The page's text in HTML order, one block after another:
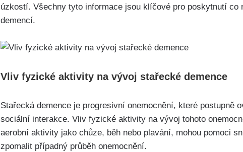
úzkostí. Všechny tyto informace jsou klíčové pro poskytnutí co
demencí.
Vliv fyzické aktivity na vývoj stařecké demence
Stařecká demence je progresivní onemocnění, které postupně
sociální interakce. Vliv fyzické aktivity na vývoj tohoto
aerobní aktivity jako chůze, běh nebo plavání, mohou pomoci
zpomalit případný průběh onemocnění.